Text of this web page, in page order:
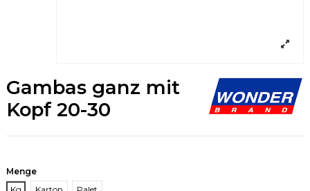
Gambas ganz mit
Kopf 20-30
Menge